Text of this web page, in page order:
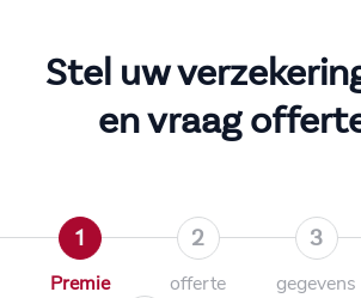
Stel uw
en vraag
1
Premie
2
offerte
3
gegevens